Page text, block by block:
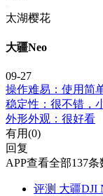
太湖樱花
大疆Neo
09-27
操作难易：使用简
稳定性：很不错，
外形外观：很好看
有用(0)
回复
APP查看全部137条
评测 大疆DJI